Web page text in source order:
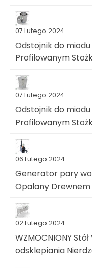
07 Lutego 2024
Odstojnik do miodu
Profilowanym
07 Lutego 2024
Odstojnik do
Profilowanym
06 Lutego 2024
Generator pary
Opalany Drewnem
02 Lutego 2024
WZMOCNIONY
odsklepiania